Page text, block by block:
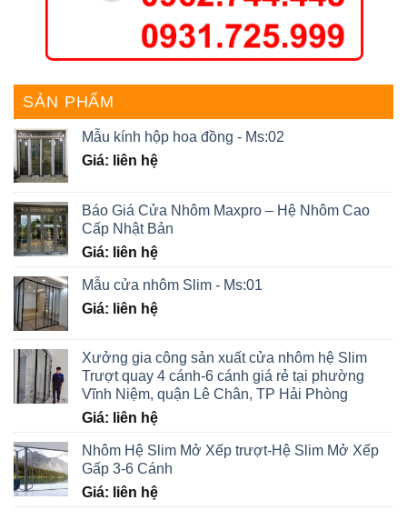
SẢN PHẨM
Mẫu kính hộp hoa đồng - Ms:02
Giá: liên hệ
Báo Giá Cửa Nhôm Maxpro – Hệ Nhôm Cao
Cấp Nhật Bản
Giá: liên hệ
Mẫu cửa nhôm Slim - Ms:01
Giá: liên hệ
Xưởng gia công sản xuất cửa nhôm hệ Slim
Trượt quay 4 cánh-6 cánh giá rẻ tại phường
Vĩnh Niệm, quận Lê Chân, TP Hải Phòng
Giá: liên hệ
Nhôm Hệ Slim Mở Xếp trượt-Hệ Slim Mở Xếp
Gấp 3-6 Cánh
Giá: liên hệ